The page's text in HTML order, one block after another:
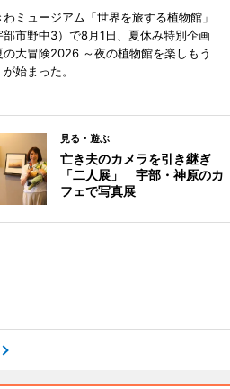
わミュージアム「世界を旅する植物館」
部市野中3）で8月1日、夏休み特別企画
の大冒険2026 ～夜の植物館を楽しもう
が始まった。
見る・遊ぶ
亡き夫のカメラを引き継ぎ
「二人展」 宇部・神原のカ
フェで写真展